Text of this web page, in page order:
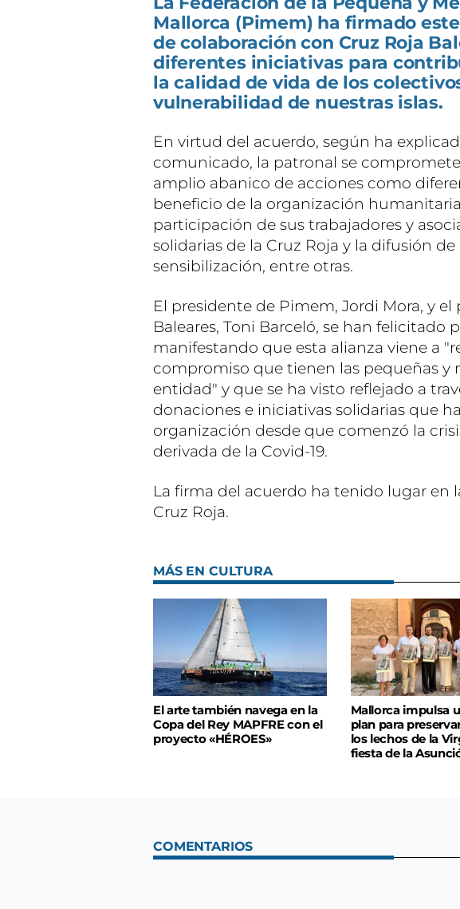
Mallorca (Pimem) ha firmado
de colaboración con Cruz Roja
diferentes iniciativas para
la calidad de vida de los
vulnerabilidad de nuestras islas.
En virtud del acuerdo, según ha
comunicado, la patronal se
amplio abanico de acciones como
beneficio de la organización
participación de sus trabajadores y
solidarias de la Cruz Roja y la difusión
sensibilización, entre otras.
El presidente de Pimem, Jordi Mora, y el
Baleares, Toni Barceló, se han felicitado
manifestando que esta alianza viene a
compromiso que tienen las pequeñas y
entidad" y que se ha visto reflejado a
donaciones e iniciativas solidarias que
organización desde que comenzó la
derivada de la Covid-19.
La firma del acuerdo ha tenido lugar en
Cruz Roja.
MÁS EN CULTURA
El arte también navega en la
Copa del Rey MAPFRE con el
proyecto «HÉROES»
Mallorca impulsa
plan para
los lechos de la
fiesta de la
COMENTARIOS